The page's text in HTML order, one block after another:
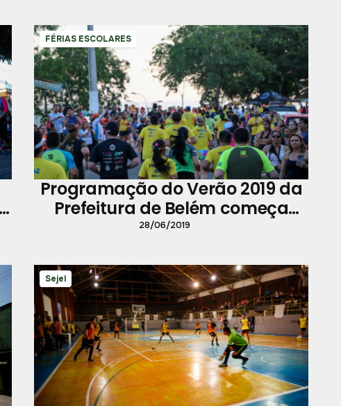
FÉRIAS ESCOLARES
Programação do Verão 2019 da
Prefeitura de Belém começa
neste domingo, 30
28/06/2019
Sejel